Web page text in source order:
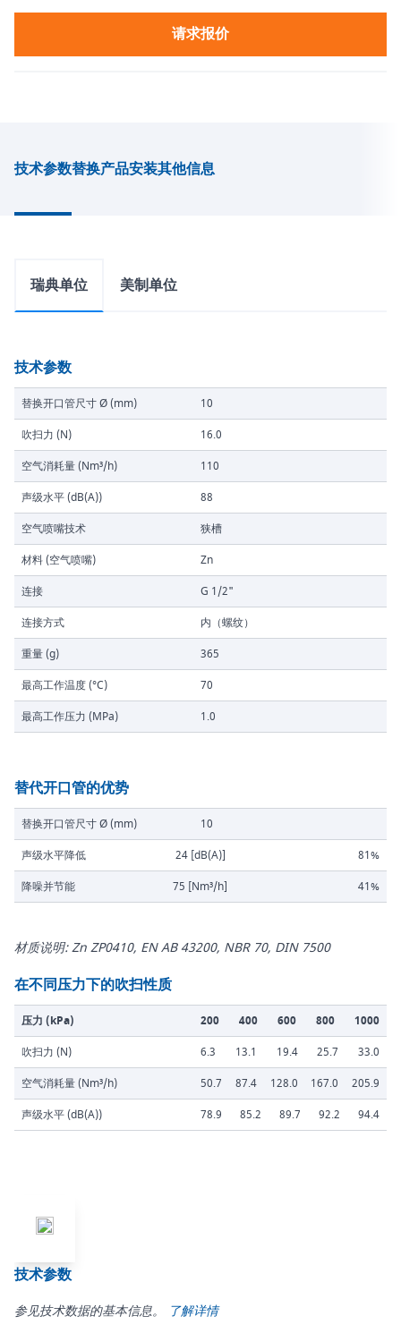
请求报价
技术参数替换产品安装其他信息
瑞典单位 美制单位
技术参数
替换开口管尺寸 Ø (mm)
10
吹扫力 (N)
16.0
空气消耗量 (Nm³/h)
110
声级水平 (dB(A))
88
空气喷嘴技术
狭槽
材料 (空气喷嘴)
Zn
连接
G 1/2"
连接方式
内（螺纹）
重量 (g)
365
最高工作温度 (°C)
70
最高工作压力 (MPa)
1.0
替代开口管的优势
替换开口管尺寸 Ø (mm)
10
声级水平降低
24 [dB(A)]
81%
降噪并节能
75 [Nm³/h] 41%
材质说明: Zn ZP0410, EN AB 43200, NBR 70, DIN 7500
在不同压力下的吹扫性质
压力 (kPa) 200 400 600 800
1000
吹扫力 (N)
6.3 13.1 19.4 25.7
33.0
空气消耗量 (Nm³/h)
50.7 87.4 128.0 167.0
205.9
声级水平 (dB(A))
78.9 85.2 89.7 92.2 94.4
技术参数
参见技术数据的基本信息。 了解详情